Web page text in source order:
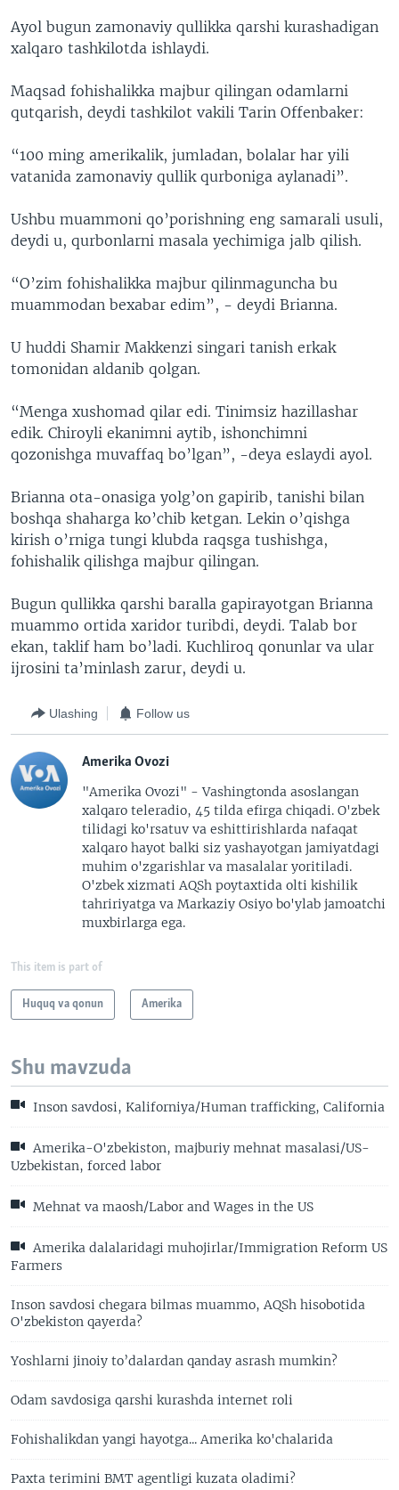
Ayol bugun zamonaviy qullikka qarshi kurashadigan
xalqaro tashkilotda ishlaydi.
Maqsad fohishalikka majbur qilingan odamlarni
qutqarish, deydi tashkilot vakili Tarin Offenbaker:
“100 ming amerikalik, jumladan, bolalar har yili
vatanida zamonaviy qullik qurboniga aylanadi”.
Ushbu muammoni qo’porishning eng samarali usuli,
deydi u, qurbonlarni masala yechimiga jalb qilish.
“O’zim fohishalikka majbur qilinmaguncha bu
muammodan bexabar edim”, - deydi Brianna.
U huddi Shamir Makkenzi singari tanish erkak
tomonidan aldanib qolgan.
“Menga xushomad qilar edi. Tinimsiz hazillashar
edik. Chiroyli ekanimni aytib, ishonchimni
qozonishga muvaffaq bo’lgan”, -deya eslaydi ayol.
Brianna ota-onasiga yolg’on gapirib, tanishi bilan
boshqa shaharga ko’chib ketgan. Lekin o’qishga
kirish o’rniga tungi klubda raqsga tushishga,
fohishalik qilishga majbur qilingan.
Bugun qullikka qarshi baralla gapirayotgan Brianna
muammo ortida xaridor turibdi, deydi. Talab bor
ekan, taklif ham bo’ladi. Kuchliroq qonunlar va ular
ijrosini ta’minlash zarur, deydi u.
Ulashing Follow us
Amerika Ovozi
"Amerika Ovozi" - Vashingtonda asoslangan
xalqaro teleradio, 45 tilda efirga chiqadi. O'zbek
tilidagi ko'rsatuv va eshittirishlarda nafaqat
xalqaro hayot balki siz yashayotgan jamiyatdagi
muhim o'zgarishlar va masalalar yoritiladi.
O'zbek xizmati AQSh poytaxtida olti kishilik
tahririyatga va Markaziy Osiyo bo'ylab jamoatchi
muxbirlarga ega.
This item is part of
Huquq va qonun Amerika
Shu mavzuda
Inson savdosi, Kaliforniya/Human trafficking, California
Amerika-O'zbekiston, majburiy mehnat masalasi/US-
Uzbekistan, forced labor
Mehnat va maosh/Labor and Wages in the US
Amerika dalalaridagi muhojirlar/Immigration Reform US
Farmers
Inson savdosi chegara bilmas muammo, AQSh hisobotida
O'zbekiston qayerda?
Yoshlarni jinoiy to’dalardan qanday asrash mumkin?
Odam savdosiga qarshi kurashda internet roli
Fohishalikdan yangi hayotga... Amerika ko'chalarida
Paxta terimini BMT agentligi kuzata oladimi?